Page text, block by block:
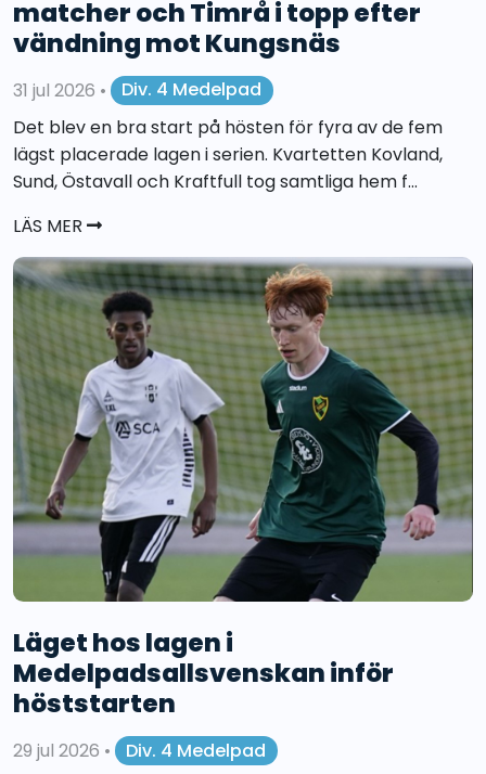
matcher och Timrå i topp efter
vändning mot Kungsnäs
31 jul 2026 •
Div. 4 Medelpad
Det blev en bra start på hösten för fyra av de fem
lägst placerade lagen i serien. Kvartetten Kovland,
Sund, Östavall och Kraftfull tog samtliga hem f...
LÄS MER
Läget hos lagen i
Medelpadsallsvenskan inför
höststarten
29 jul 2026 •
Div. 4 Medelpad